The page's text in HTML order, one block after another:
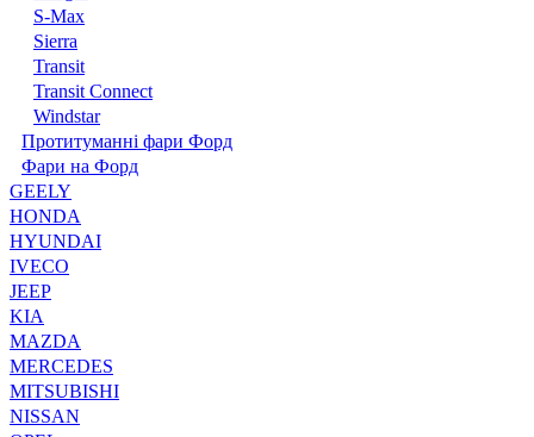
S-Max
Sierra
Transit
Transit Connect
Windstar
Протитуманні фари Форд
Фари на Форд
GEELY
HONDA
HYUNDAI
IVECO
JEEP
KIA
MAZDA
MERCEDES
MITSUBISHI
NISSAN